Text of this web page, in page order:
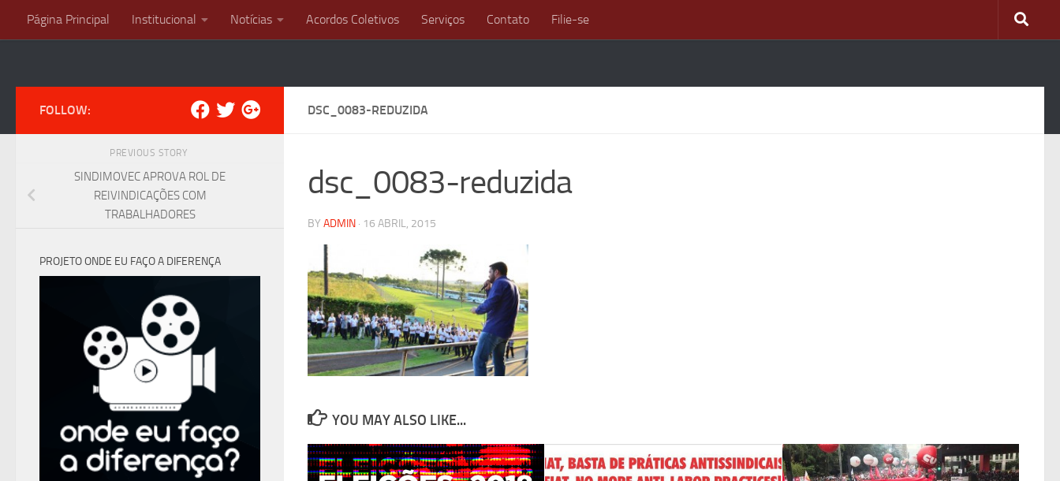
Skip to content
Página Principal Institucional Notícias Acordos Coletivos Serviços Contato Filie-se
DSC_0083-REDUZIDA
dsc_0083-reduzida
BY ADMIN · 16 ABRIL, 2015
YOU MAY ALSO LIKE...
FOLLOW:
PREVIOUS STORY
SINDIMOVEC APROVA ROL DE
REIVINDICAÇÕES COM
TRABALHADORES
PROJETO ONDE EU FAÇO A DIFERENÇA